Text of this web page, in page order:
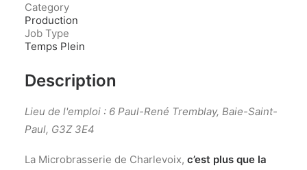
Category
Production
Job Type
Temps Plein
Description
Lieu de l'emploi : 6 Paul-René Tremblay, Baie-Saint-
Paul, G3Z 3E4
La Microbrasserie de Charlevoix, c’est plus que la